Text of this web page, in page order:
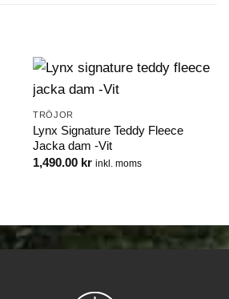
TRÖJOR
Lynx Signature Teddy Fleece
Jacka dam -Vit
1,490.00 kr inkl. moms